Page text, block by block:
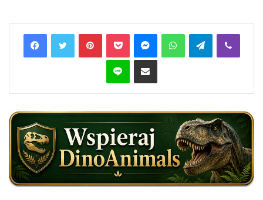
PinterestPocket MessengerWhatsAppTelegramViber
Line Share via Email